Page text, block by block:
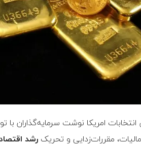
امریکا نوشت سرمایه‌گذاران
مقررات‌زدایی و تحریک رشد